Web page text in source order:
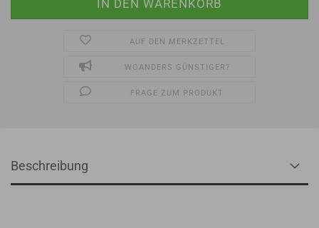
AUF DEN MERKZETTEL
WOANDERS GÜNSTIGER?
FRAGE ZUM PRODUKT
Beschreibung